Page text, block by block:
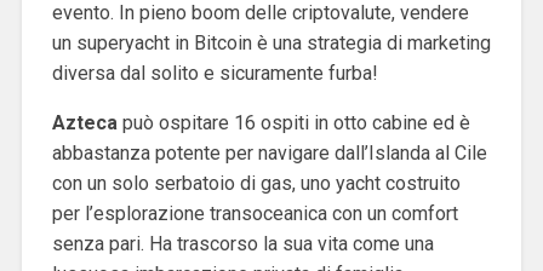
evento. In pieno boom delle criptovalute, vendere
un superyacht in Bitcoin è una strategia di marketing
diversa dal solito e sicuramente furba!
Aztecapuò ospitare 16 ospiti in otto cabine ed è
abbastanza potente per navigare dall’Islanda al Cile
con un solo serbatoio di gas, uno yacht costruito
per l’esplorazione transoceanica con un comfort
senza pari. Ha trascorso la sua vita come una